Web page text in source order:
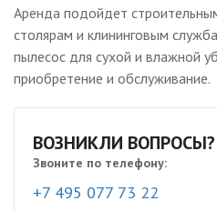
Аренда подойдет
столярам и клининговым
пылесос для сухой и влажной
приобретение и обслуживание.
ВОЗНИКЛИ ВОПРОСЫ?
Звоните по телефону:
+7 495 077 73 22